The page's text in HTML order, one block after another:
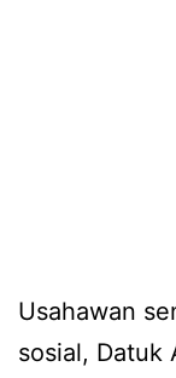
Usahawan
sosial, Datuk